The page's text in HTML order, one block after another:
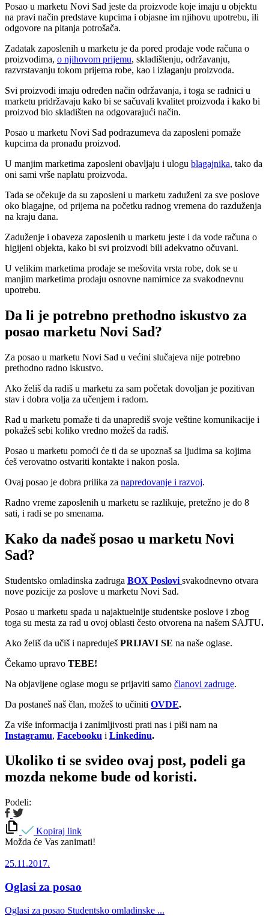
Posao u marketu Novi Sad jeste da proizvode koje imaju u objektu
na pravi način predstave kupcima i objasne im njihovu upotrebu, ili
odgovore na pitanja potrošača.
Zadatak zaposlenih u marketu je da pored prodaje vode računa o
proizvodima, o njihovom prijemu, skladištenju, održavanju,
razvrstavanju tokom prijema robe, kao i izlaganju proizvoda.
Svi proizvodi imaju određen način održavanja, i toga se radnici u
marketu pridržavaju kako bi se sačuvali kvalitet proizvoda i kako bi
proizvod bio skladišten na odgovarajući način.
Posao u marketu Novi Sad podrazumeva da zaposleni pomaže
kupcima da pronađu proizvod.
U manjim marketima zaposleni obavljaju i ulogu blagajnika, tako da
oni sami vrše naplatu proizvoda.
Tada se očekuje da su zaposleni u marketu zaduženi za sve poslove
oko blagajne, od prijema na početku radnog vremena do razduženja
na kraju dana.
Zaduženje i obaveza zaposlenih u marketu jeste i da vode računa o
higijeni objekta, kako bi svi proizvodi bili adekvatno očuvani.
U velikim marketima prodaje se mešovita vrsta robe, dok se u
manjim marketima prodaju osnovne namirnice za svakodnevnu
upotrebu.
Da li je potrebno prethodno iskustvo za
posao marketu Novi Sad?
Za posao u marketu Novi Sad u većini slučajeva nije potrebno
prethodno radno iskustvo.
Ako želiš da radiš u marketu za sam početak dovoljan je pozitivan
stav i dobra volja za učenjem i radom.
Rad u marketu pomaže ti da unaprediš svoje veštine komunikacije i
pokažeš sebi koliko vredno možeš da radiš.
Posao u marketu pomoći će ti da se upoznaš sa ljudima sa kojima
ćeš verovatno ostvariti kontakte i nakon posla.
Ovaj posao je dobra prilika za napredovanje i razvoj.
Radno vreme zaposlenih u marketu se razlikuje, pretežno je do 8
sati, i radi se po smenama.
Kako da nađeš posao u marketu Novi
Sad?
Studentsko omladinska zadruga BOX Poslovi svakodnevno otvara
nove pozicije za poslove u marketu Novi Sad.
Posao u marketu spada u najaktuelnije studentske poslove i zbog
toga su mesta za rad u ovoj oblasti često otvorena na našem SAJTU.
Ako želiš da učiš i napreduješ PRIJAVI SE na naše oglase.
Čekamo upravo TEBE!
Na objavljene oglase mogu se prijaviti samo članovi zadruge.
Da postaneš naš član, možeš to učiniti OVDE.
Za više informacija i zanimljivosti prati nas i piši nam na
Instagramu, Facebooku i Linkedinu.
Ukoliko ti se svideo ovaj post, podeli ga
mozda nekome bude od koristi.
Podeli:
Kopiraj link
Možda će Vas zanimati!
25.11.2017.
Oglasi za posao
Oglasi za posao Studentsko omladinske ...